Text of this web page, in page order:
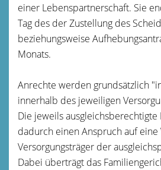
einer Lebenspartnerschaft. Sie
Tag des der Zustellung des
beziehungsweise
Monats.
Anrechte werden grundsätzlich
innerhalb des jeweiligen
Die jeweils ausgleichsberechtigte
dadurch einen Anspruch auf
Versorgungsträger der
Dabei überträgt das